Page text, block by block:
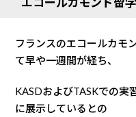
フランスのエコールカモ
て早や一週間が経ち、
KASDおよびTASKでの実
に展示しているとの